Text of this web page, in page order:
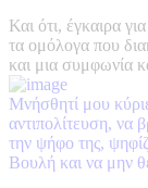
Και ότι, έγκαιρα
τα ομόλογα που
και μια συμφωνία
Μνήσθητί μου
αντιπολίτευση, να
την ψήφο της,
Βουλή και να μην